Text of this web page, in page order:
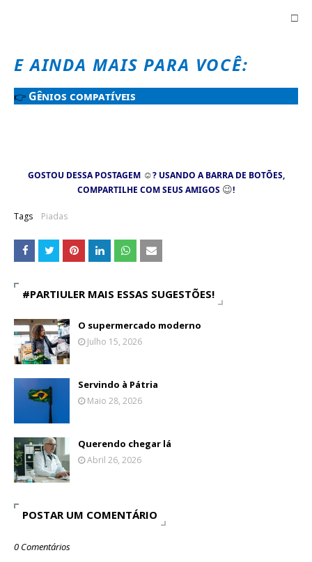
□
E AINDA MAIS PARA VOCÊ:
👉 Gênios compatíveis
GOSTOU DESSA POSTAGEM ☺? USANDO A BARRA DE BOTÕES,
COMPARTILHE COM SEUS AMIGOS 😉!
Tags Piadas
#PARTIULER MAIS ESSAS SUGESTÕES!
O supermercado moderno
Julho 15, 2026
Servindo à Pátria
Maio 28, 2026
Querendo chegar lá
Abril 26, 2026
POSTAR UM COMENTÁRIO
0 Comentários